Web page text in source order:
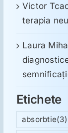
Victor
terapia
Laura
Etichete
absorbtie(3)